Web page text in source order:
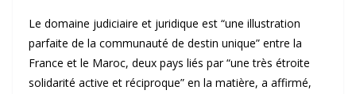
Le domaine judiciaire et juridique est “une illustration
parfaite de la communauté de destin unique” entre la
France et le Maroc, deux pays liés par “une très étroite
solidarité active et réciproque” en la matière, a affirmé,